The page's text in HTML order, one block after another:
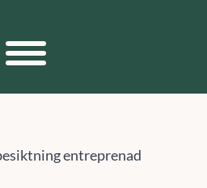
entreprenad